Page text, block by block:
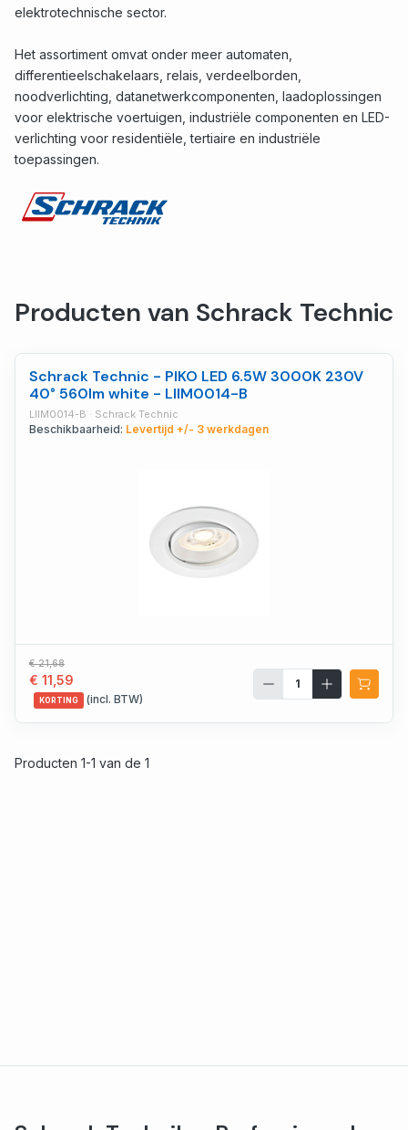
elektrotechnische sector.
Het assortiment omvat onder meer automaten,
differentieelschakelaars, relais, verdeelborden,
noodverlichting, datanetwerkcomponenten, laadoplossingen
voor elektrische voertuigen, industriële componenten en LED-
verlichting voor residentiële, tertiaire en industriële
toepassingen.
Producten van Schrack Technic
Schrack Technic - PIKO LED 6.5W 3000K 230V
40° 560lm white - LIIM0014-B
LIIM0014-B · Schrack Technic
Beschikbaarheid: Levertijd +/- 3 werkdagen
€ 21,68
€ 11,59
KORTING (incl. BTW)
Producten 1-1 van de 1